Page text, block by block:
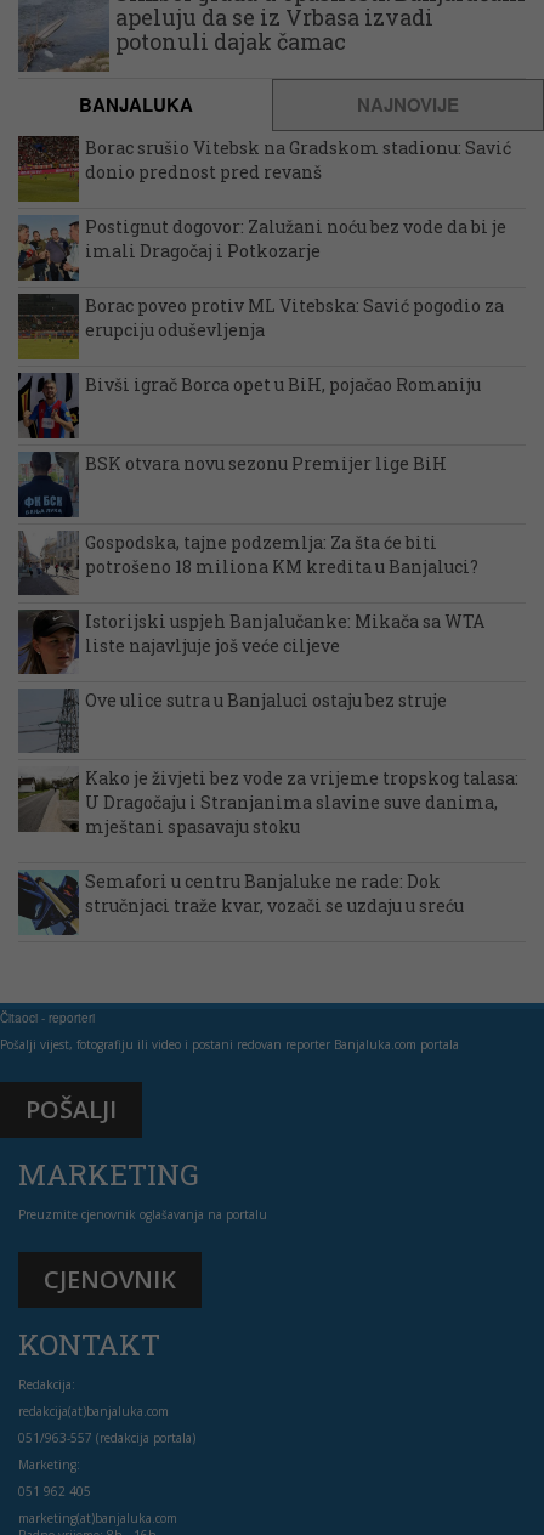
apeluju da se iz Vrbasa izvadi
potonuli dajak čamac
BANJALUKA NAJNOVIJE
Borac srušio Vitebsk na Gradskom stadionu: Savić
donio prednost pred revanš
Postignut dogovor: Zalužani noću bez vode da bi je
imali Dragočaj i Potkozarje
Borac poveo protiv ML Vitebska: Savić pogodio za
erupciju oduševljenja
Bivši igrač Borca opet u BiH, pojačao Romaniju
BSK otvara novu sezonu Premijer lige BiH
Gospodska, tajne podzemlja: Za šta će biti
potrošeno 18 miliona KM kredita u Banjaluci?
Istorijski uspjeh Banjalučanke: Mikača sa WTA
liste najavljuje još veće ciljeve
Ove ulice sutra u Banjaluci ostaju bez struje
Kako je živjeti bez vode za vrijeme tropskog talasa:
U Dragočaju i Stranjanima slavine suve danima,
mještani spasavaju stoku
Semafori u centru Banjaluke ne rade: Dok
stručnjaci traže kvar, vozači se uzdaju u sreću
Čitaoci - reporteri
Pošalji vijest, fotografiju ili video i postani redovan reporter Banjaluka.com portala
POŠALJI
MARKETING
Preuzmite cjenovnik oglašavanja na portalu
CJENOVNIK
KONTAKT
Redakcija:
redakcija(at)banjaluka.com
051/963-557 (redakcija portala)
Marketing:
051 962 405
marketing(at)banjaluka.com